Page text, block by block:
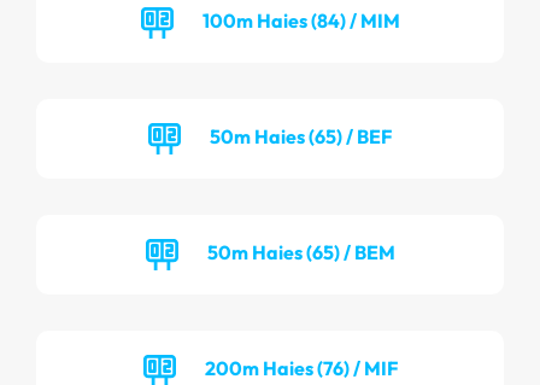
100m Haies (84) / MIM
50m Haies (65) / BEF
50m Haies (65) / BEM
200m Haies (76) / MIF